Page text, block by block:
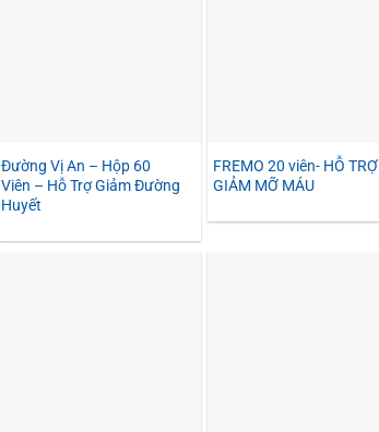
Đường Vị An – Hộp 60
Viên – Hỗ Trợ Giảm Đường
Huyết
FREMO 20 viên- HỖ TRỢ
GIẢM MỠ MÁU